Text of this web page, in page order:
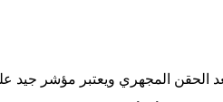
الحقن المجهري ويعتبر مؤشر